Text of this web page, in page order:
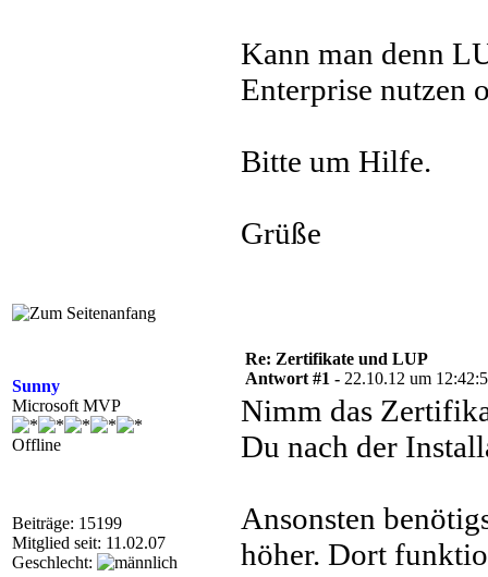
Kann man denn
Enterprise nutzen
Bitte um Hilfe.
Grüße
Sunny
Microsoft MVP
Offline
Beiträge: 15199
Mitglied seit: 11.02.07
Geschlecht:
Re: Zertifikate und LUP
Antwort #1 - 22.10.12 um
Nimm das
Du nach der
Ansonsten
höher. Dort